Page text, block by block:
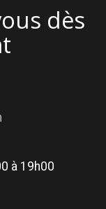
dès
à 19h00